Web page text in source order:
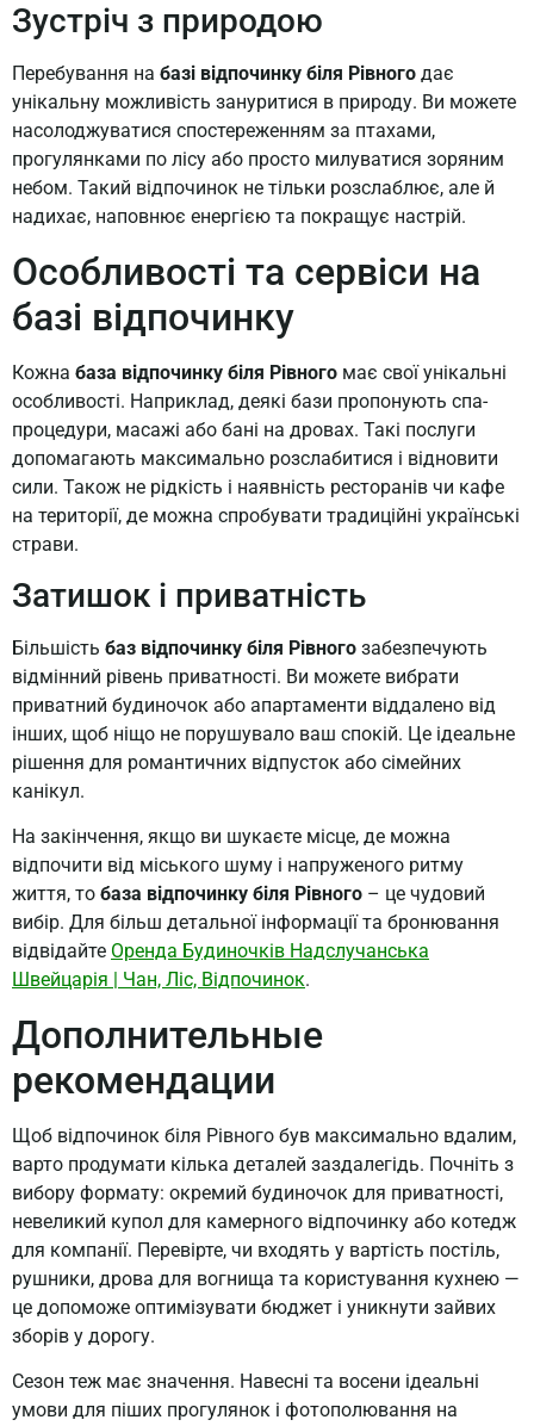
Зустріч з природою
Перебування на базі відпочинку біля Рівного дає
унікальну можливість зануритися в природу. Ви можете
насолоджуватися спостереженням за птахами,
прогулянками по лісу або просто милуватися зоряним
небом. Такий відпочинок не тільки розслаблює, але й
надихає, наповнює енергією та покращує настрій.
Особливості та сервіси на
базі відпочинку
Кожна база відпочинку біля Рівного має свої унікальні
особливості. Наприклад, деякі бази пропонують спа-
процедури, масажі або бані на дровах. Такі послуги
допомагають максимально розслабитися і відновити
сили. Також не рідкість і наявність ресторанів чи кафе
на території, де можна спробувати традиційні українські
страви.
Затишок і приватність
Більшість баз відпочинку біля Рівного забезпечують
відмінний рівень приватності. Ви можете вибрати
приватний будиночок або апартаменти віддалено від
інших, щоб ніщо не порушувало ваш спокій. Це ідеальне
рішення для романтичних відпусток або сімейних
канікул.
На закінчення, якщо ви шукаєте місце, де можна
відпочити від міського шуму і напруженого ритму
життя, то база відпочинку біля Рівного – це чудовий
вибір. Для більш детальної інформації та бронювання
відвідайте Оренда Будиночків Надслучанська
Швейцарія | Чан, Ліс, Відпочинок.
Дополнительные
рекомендации
Щоб відпочинок біля Рівного був максимально вдалим,
варто продумати кілька деталей заздалегідь. Почніть з
вибору формату: окремий будиночок для приватності,
невеликий купол для камерного відпочинку або котедж
для компанії. Перевірте, чи входять у вартість постіль,
рушники, дрова для вогнища та користування кухнею —
це допоможе оптимізувати бюджет і уникнути зайвих
зборів у дорогу.
Сезон теж має значення. Навесні та восени ідеальні
умови для піших прогулянок і фотополювання на